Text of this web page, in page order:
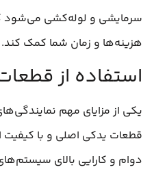
سرمایشی و لوله‌کشی می‌شود
هزینه‌ها و زمان شما کمک کند.
استفاده از
یکی از مزایای مهم
قطعات یدکی اصلی و با
دوام و کارایی بالای